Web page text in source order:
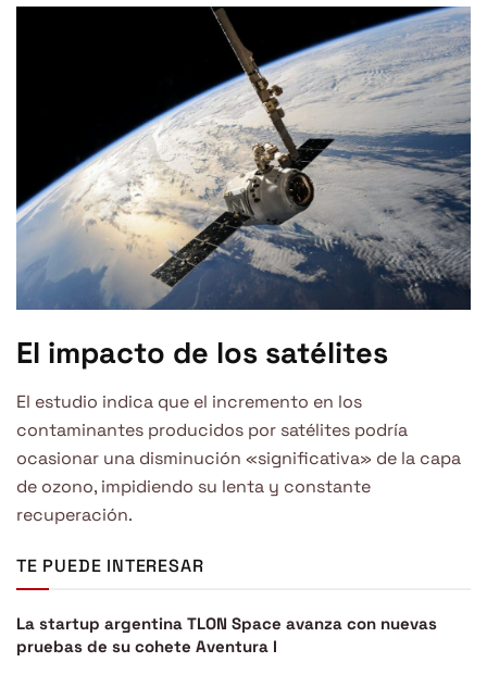
El impacto de los satélites
El estudio indica que el incremento en los
contaminantes producidos por satélites podría
ocasionar una disminución «significativa» de la capa
de ozono, impidiendo su lenta y constante
recuperación.
TE PUEDE INTERESAR
La startup argentina TLON Space avanza con nuevas
pruebas de su cohete Aventura I